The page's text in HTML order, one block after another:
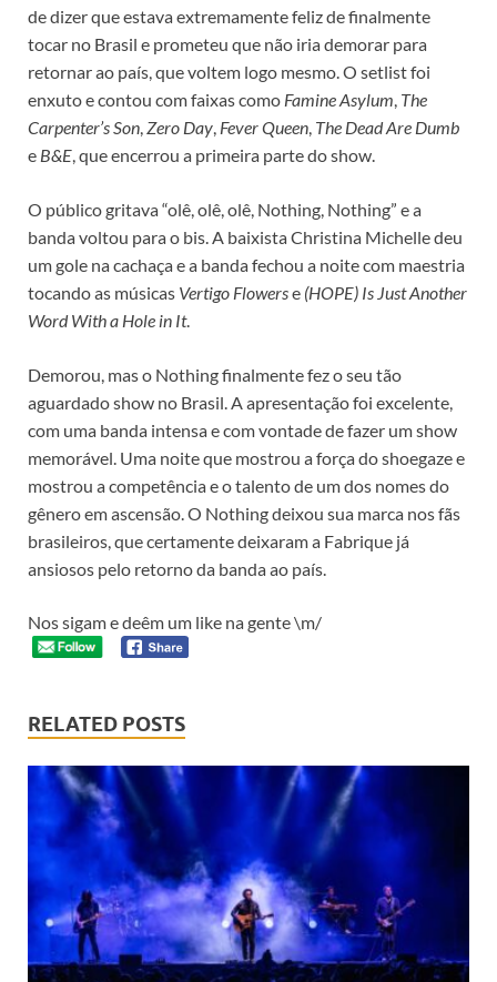
de dizer que estava extremamente feliz de finalmente
tocar no Brasil e prometeu que não iria demorar para
retornar ao país, que voltem logo mesmo. O setlist foi
enxuto e contou com faixas como Famine Asylum The
Carpenter’s Son Zero Day Fever Queen The Dead Are Dumb
e B&E , que encerrou a primeira parte do show.
O público gritava “olê, olê, olê, Nothing, Nothing” e a
banda voltou para o bis. A baixista Christina Michelle deu
um gole na cachaça e a banda fechou a noite com maestria
tocando as músicas Vertigo Flowerse (HOPE) Is Just Another
Word With a Hole in It.
Demorou, mas o Nothing finalmente fez o seu tão
aguardado show no Brasil. A apresentação foi excelente,
com uma banda intensa e com vontade de fazer um show
memorável. Uma noite que mostrou a força do shoegaze e
mostrou a competência e o talento de um dos nomes do
gênero em ascensão. O Nothing deixou sua marca nos fãs
brasileiros, que certamente deixaram a Fabrique já
ansiosos pelo retorno da banda ao país.
Nos sigam e deêm um like na gente \m/
RELATED POSTS